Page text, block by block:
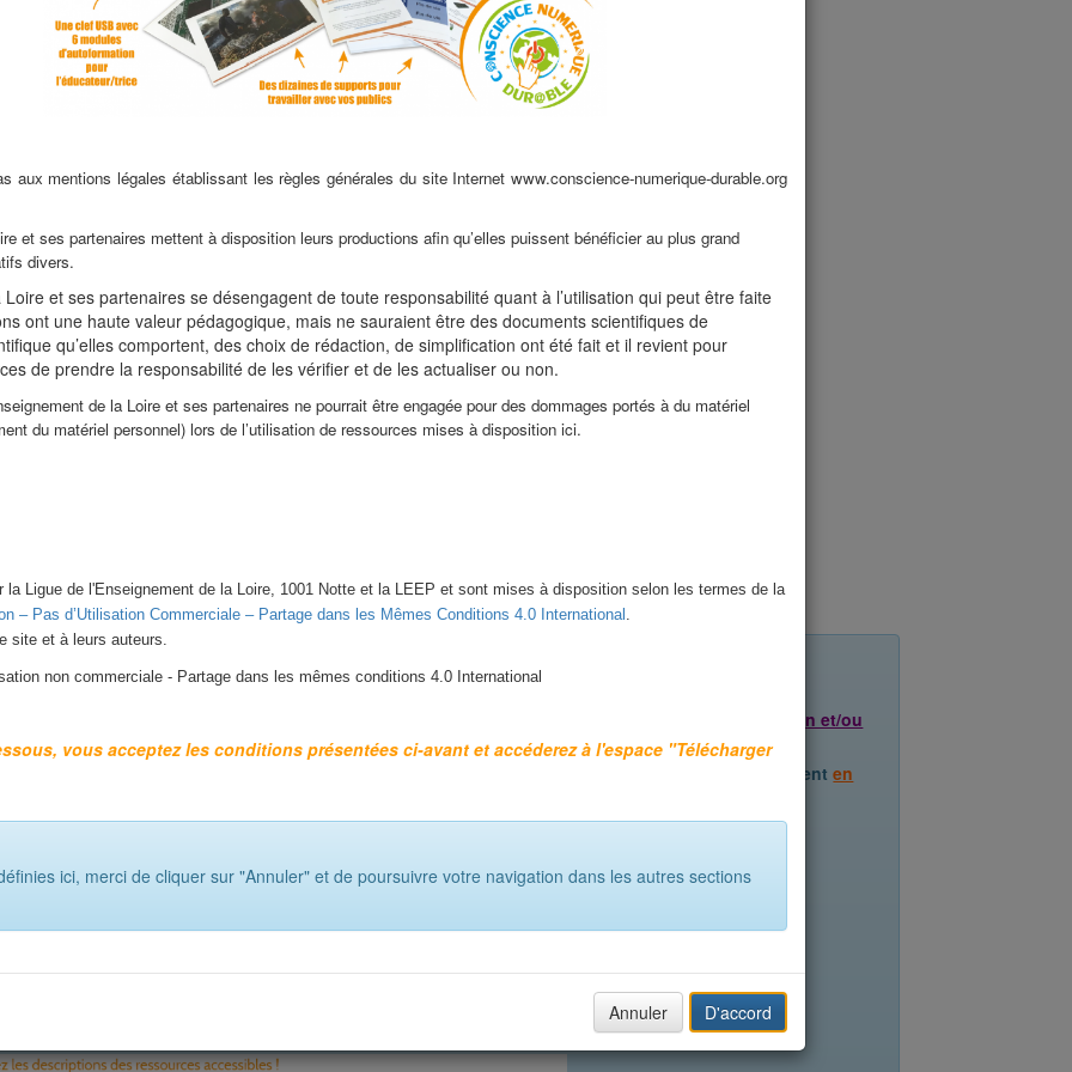
Français
Livret éducateurs (informations)
Les activités pédagogiques (élèves)
5. Comment agir ? 6. Un futur avec ou sans numérique ?
Fichiers texte : Doc, docx, odt, ... Lien web
Etudes scientifiques Quelques vidéos...
l'un et/ou
qui comportenten
de la recherche, la description complète de la ressource correspondante apparaîtra.
aux mentions légales établissant les règles générales du site Internet www.conscience-numerique-durable.org
et ses partenaires mettent à disposition leurs productions afin qu’elles puissent bénéficier au plus grand
divers.
Loire et ses partenaires se désengagent de toute responsabilité quant à l’utilisation qui peut être faite
ont une haute valeur pédagogique, mais ne sauraient être des documents scientifiques de
qu’elles comportent, des choix de rédaction, de simplification ont été fait et il revient pour
de prendre la responsabilité de les vérifier et de les actualiser ou non.
de la Loire et ses partenaires ne pourrait être engagée pour des dommages portés à du matériel
du matériel personnel) lors de l’utilisation de ressources mises à disposition ici.
la Ligue de l'Enseignement de la Loire, 1001 Notte et la LEEP et sont mises à disposition selon les termes de la
– Pas d’Utilisation Commerciale – Partage dans les Mêmes Conditions 4.0 International .
site et à leurs auteurs.
non commerciale - Partage dans les mêmes conditions 4.0 International
vous acceptez les conditions présentées ci-avant et accéderez à l'espace "Télécharger
ici, merci de cliquer sur "Annuler" et de poursuivre votre navigation dans les autres sections
Annuler D'accord